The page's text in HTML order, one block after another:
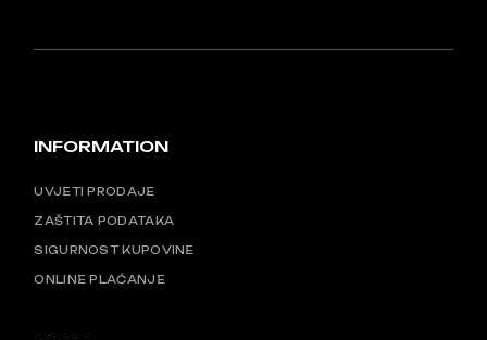
INFORMATION
UVJETI PRODAJE
ZAŠTITA PODATAKA
SIGURNOST KUPOVINE
ONLINE PLAĆANJE